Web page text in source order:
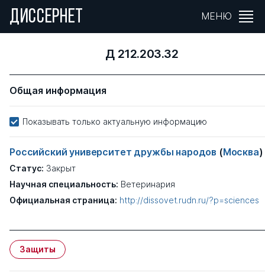
ДИССЕРНЕТ МЕНЮ
Д 212.203.32
Общая информация
Показывать только актуальную информацию
Российский университет дружбы народов (Москва)
Статус: Закрыт
Научная специальность: Ветеринария
Официальная страница: http://dissovet.rudn.ru/?p=sciences
Защиты